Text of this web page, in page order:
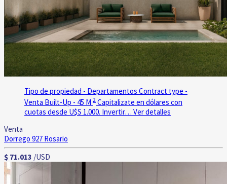
Tipo de propiedad - Departamentos Contract type -
Venta Built-Up - 45 M 2 Capitalizate en dólares con
cuotas desde U$S 1.000. Invertir… Ver detalles
Venta
Dorrego 927 Rosario
$ 71.013 /USD